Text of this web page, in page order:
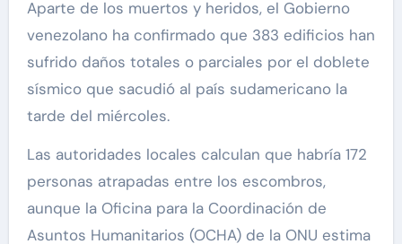
Aparte de los muertos y heridos, el Gobierno
venezolano ha confirmado que 383 edificios han
sufrido daños totales o parciales por el doblete
sísmico que sacudió al país sudamericano la
tarde del miércoles.
Las autoridades locales calculan que habría 172
personas atrapadas entre los escombros,
aunque la Oficina para la Coordinación de
Asuntos Humanitarios (OCHA) de la ONU estima